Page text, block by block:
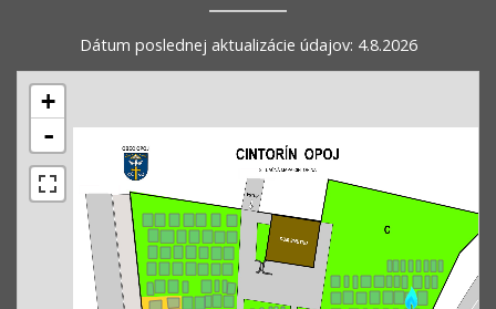
Dátum poslednej aktualizácie údajov: 4.8.2026
+
-